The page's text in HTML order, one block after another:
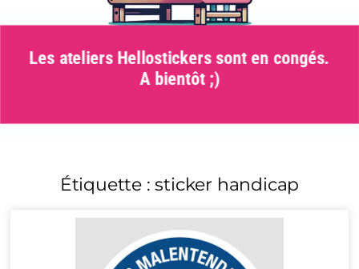
Les ateliers Hellostickers sont en congés.
A bientôt ;)
Étiquette : sticker handicap